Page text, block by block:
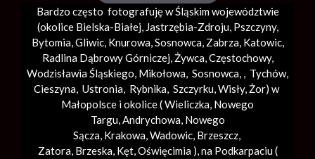
Bardzo często fotografuję w Śląskim województwie
(okolice Bielska-Białej, Jastrzębia-Zdroju, Pszczyny,
Bytomia, Gliwic, Knurowa, Sosnowca, Zabrza, Katowic,
Radlina Dąbrowy Górniczej, Żywca, Częstochowy,
Wodzisławia Śląskiego, Mikołowa, Sosnowca, , Tychów,
Cieszyna, Ustronia, Rybnika, Szczyrku, Wisły, Żor) w
Małopolsce i okolice (Wieliczka, Nowego
Targu,Andrychowa, Nowego
Sącza, Krakowa,Wadowic, Brzeszcz,
Zatora, Brzeska, Kęt,Oświęcimia), na Podkarpaciu (